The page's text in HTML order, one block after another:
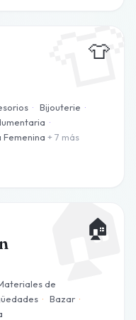
👕
· Bijouterie ·
·
+ 7 más
🏠
de
· Bazar ·